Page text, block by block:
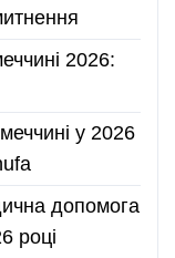
2026:
у 2026
допомога
році